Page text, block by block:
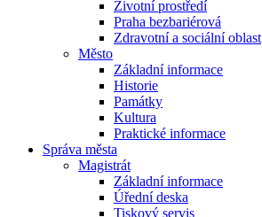
Životní prostředí
Praha bezbariérová
Zdravotní a sociální oblast
Město
Základní informace
Historie
Památky
Kultura
Praktické informace
Správa města
Magistrát
Základní informace
Úřední deska
Tiskový servis